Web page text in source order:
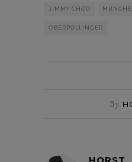
JIMMY CHOO
OBERPOLLINGER
By
HORST